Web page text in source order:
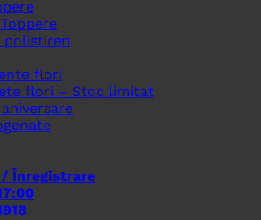
polistiren
flori
flori – Stoc limitat
Înregistrare